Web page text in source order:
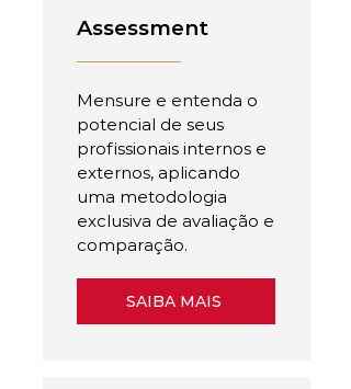
Assessment
Mensure e entenda o
potencial de seus
profissionais internos e
externos, aplicando
uma metodologia
exclusiva de avaliação e
comparação.
SAIBA MAIS